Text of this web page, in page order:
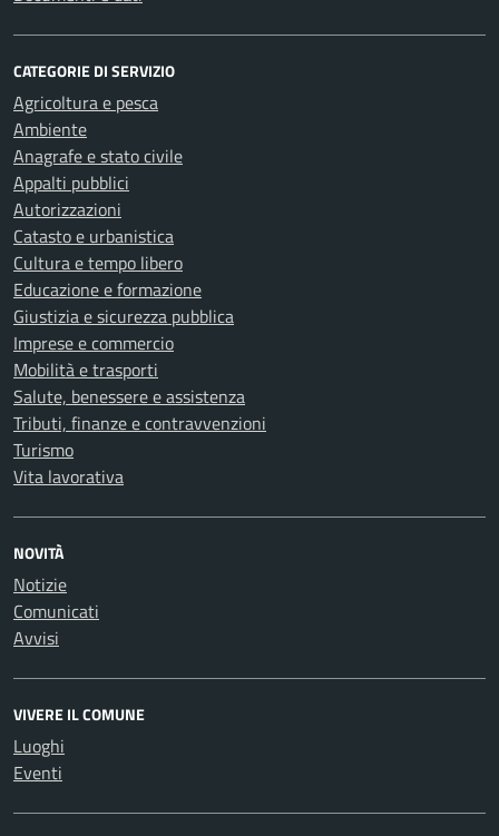
CATEGORIE DI SERVIZIO
Agricoltura e pesca
Ambiente
Anagrafe e stato civile
Appalti pubblici
Autorizzazioni
Catasto e urbanistica
Cultura e tempo libero
Educazione e formazione
Giustizia e sicurezza pubblica
Imprese e commercio
Mobilità e trasporti
Salute, benessere e assistenza
Tributi, finanze e contravvenzioni
Turismo
Vita lavorativa
NOVITÀ
Notizie
Comunicati
Avvisi
VIVERE IL COMUNE
Luoghi
Eventi